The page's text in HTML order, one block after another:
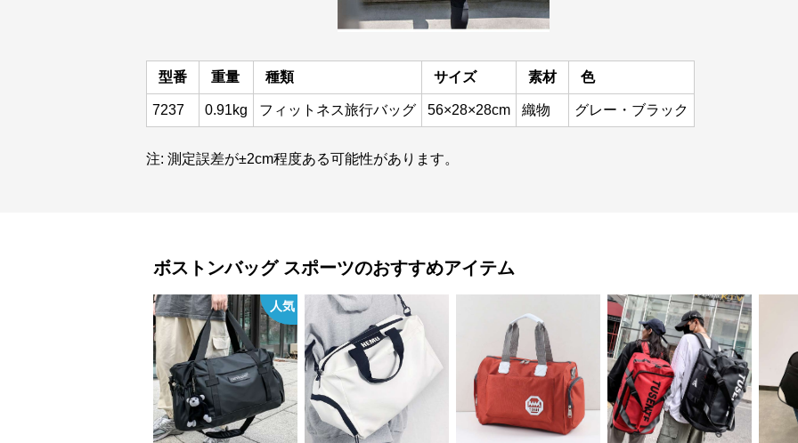
型番 重量 種類 サイズ 素材 色
7237 0.91kg フィットネス旅行バッグ 56×28×28cm 織物 グレー・ブラック
注: 測定誤差が±2cm程度ある可能性があります。
ボストンバッグ スポーツのおすすめアイテム
人気